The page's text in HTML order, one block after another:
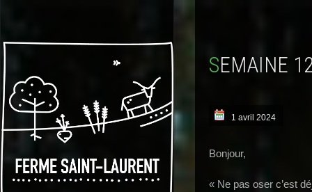
SEMAINE
1 avril 2024
Bonjour,
« Ne pas oser c’est